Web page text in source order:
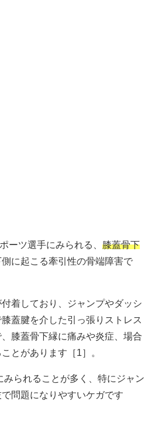
ーツ選手にみられる、 膝蓋骨下
側に起こる牽引性の骨端障害で
着しており、ジャンプやダッシ
蓋腱を介した引っ張りストレス
膝蓋骨下縁に痛みや炎症、場合
とがあります［1］。
みられることが多く、特にジャン
問題になりやすいケガです